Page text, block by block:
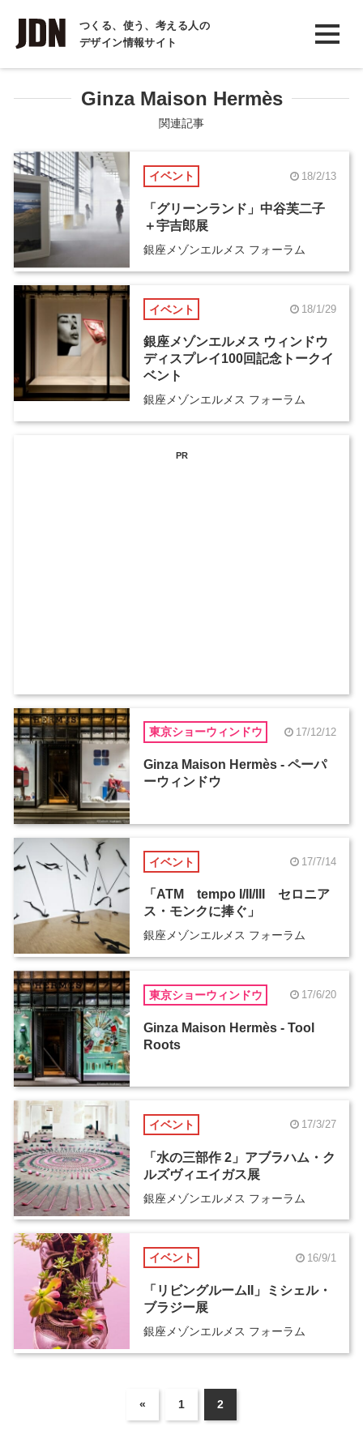
つくる、使う、考える人の
デザイン情報サイト
INTERVIEW
インタビュー
REPORT
COLUMN
コラム
Ginza Maison Hermès
関連記事
イベント 18/2/13
「グリーンランド」中谷芙二子
＋宇吉郎展
銀座メゾンエルメス フォーラム
イベント 18/1/29
銀座メゾンエルメス ウィンドウ
ディスプレイ100回記念トークイ
ベント
銀座メゾンエルメス フォーラム
PR
東京ショーウィンドウ 17/12/12
Ginza Maison Hermès - ペーパ
ーウィンドウ
イベント 17/7/14
「ATM tempo I/II/III セロニア
ス・モンクに捧ぐ」
銀座メゾンエルメス フォーラム
東京ショーウィンドウ 17/6/20
Ginza Maison Hermès - Tool
Roots
イベント 17/3/27
「水の三部作 2」アブラハム・ク
ルズヴィエイガス展
銀座メゾンエルメス フォーラム
イベント 16/9/1
「リビングルームII」ミシェル・
ブラジー展
銀座メゾンエルメス フォーラム
« 1 2